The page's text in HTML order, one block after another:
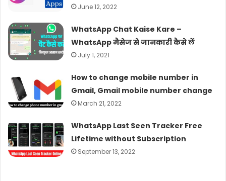
June 12, 2022
WhatsApp Chat Kaise Kare –
WhatsApp मैसेज से जानकारी कैसे लें
July 1, 2021
How to change mobile number in
Gmail, Gmail mobile number change
March 21, 2022
WhatsApp Last Seen Tracker Free
Lifetime without Subscription
September 13, 2022